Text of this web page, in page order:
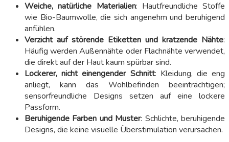
Weiche, natürliche Materialien: Hautfreundliche Stoffe
wie Bio-Baumwolle, die sich angenehm und beruhigend
anfühlen.
Verzicht auf störende Etiketten und kratzende Nähte:
Häufig werden Außennähte oder Flachnähte verwendet,
die direkt auf der Haut kaum spürbar sind.
Lockerer, nicht einengender Schnitt: Kleidung, die eng
anliegt, kann das Wohlbefinden beeinträchtigen;
sensorfreundliche Designs setzen auf eine lockere
Passform.
Beruhigende Farben und Muster: Schlichte, beruhigende
Designs, die keine visuelle Überstimulation verursachen.